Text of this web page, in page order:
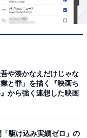
を見る
や湊かなえだけじゃな
と罪」を描く『映画ち
から強く連想した映画
駆け込み実績ゼロ」の